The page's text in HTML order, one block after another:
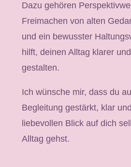
Dazu gehören
Freimachen von alten
und ein bewusster
hilft, deinen Alltag klarer
gestalten.
Ich wünsche mir, dass du
Begleitung gestärkt, klar
liebevollen Blick auf dich
Alltag gehst.